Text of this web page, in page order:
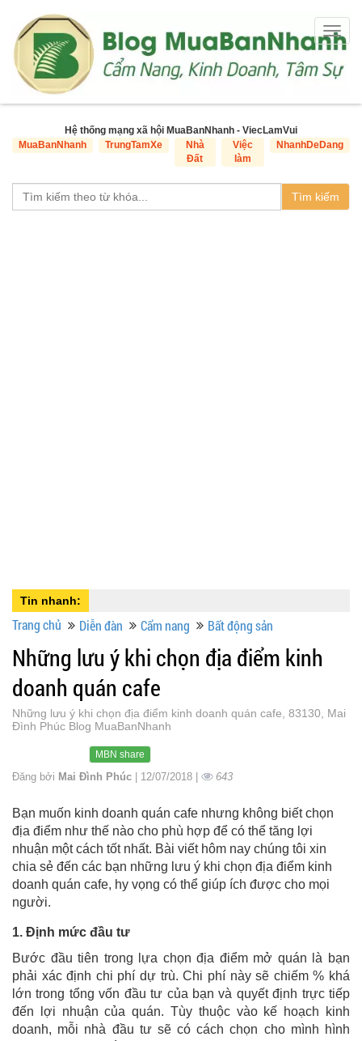
Hệ thống mạng xã hội MuaBanNhanh - ViecLamVui
MuaBanNhanh
TrungTamXe
Nhà
Đất
Việc
làm
NhanhDeDang
Tìm kiếm
Tin nhanh:
Trang chủ Diễn đàn Cẩm nang Bất động sản
Những lưu ý khi chọn địa điểm kinh
doanh quán cafe
Những lưu ý khi chọn địa điểm kinh doanh quán cafe, 83130, Mai
Đình Phúc Blog MuaBanNhanh
MBN share
Đăng bởi Mai Đình Phúc | 12/07/2018 | 643
Bạn muốn kinh doanh quán cafe nhưng không biết chọn
địa điểm như thế nào cho phù hợp để có thể tăng lợi
nhuận một cách tốt nhất. Bài viết hôm nay chúng tôi xin
chia sẻ đến các bạn những lưu ý khi chọn địa điểm kinh
doanh quán cafe, hy vọng có thể giúp ích được cho mọi
người.
1. Định mức đầu tư
Bước đầu tiên trong lựa chọn địa điểm mở quán là bạn
phải xác định chi phí dự trù. Chi phí này sẽ chiếm % khá
lớn trong tổng vốn đầu tư của bạn và quyết định trực tiếp
đến lợi nhuận của quán. Tùy thuộc vào kế hoạch kinh
doanh, mỗi nhà đầu tư sẽ có cách chọn cho mình hình